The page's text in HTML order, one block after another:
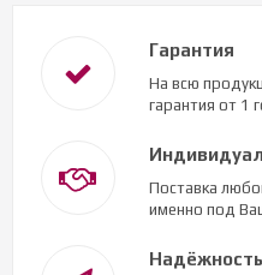
Гарантия
На всю
гарантия от 1
Поставка
именно под
Надёжность